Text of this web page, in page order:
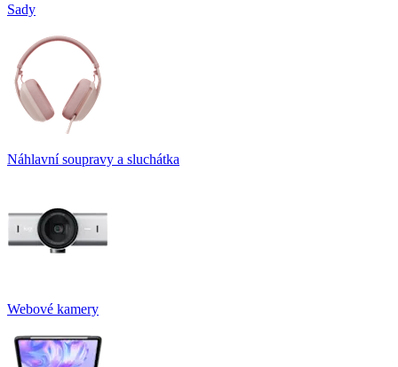
Sady
Náhlavní soupravy a sluchátka
Webové kamery